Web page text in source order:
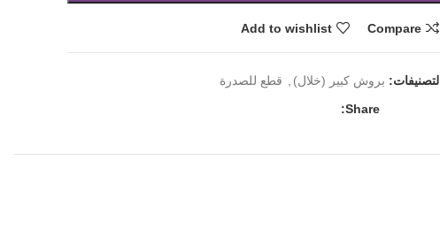
Compare
Add to wishlist
التصنيفات: بروش كبير (خلال)
قطع للصدرة
Share: